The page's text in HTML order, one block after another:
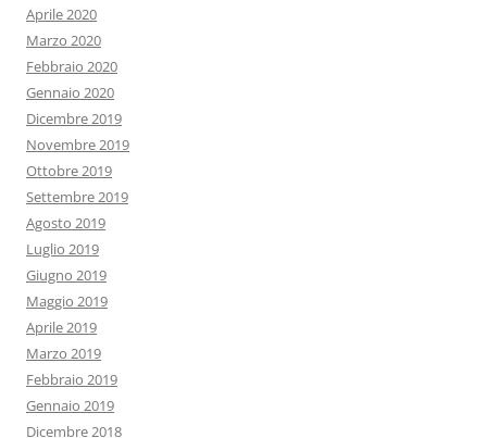
Aprile 2020
Marzo 2020
Febbraio 2020
Gennaio 2020
Dicembre 2019
Novembre 2019
Ottobre 2019
Settembre 2019
Agosto 2019
Luglio 2019
Giugno 2019
Maggio 2019
Aprile 2019
Marzo 2019
Febbraio 2019
Gennaio 2019
Dicembre 2018